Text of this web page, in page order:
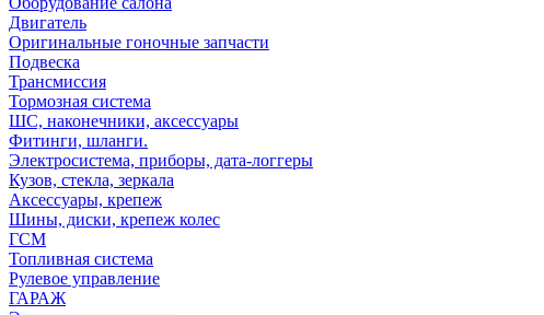
Двигатель
Оригинальные гоночные запчасти
Подвеска
Трансмиссия
Тормозная система
ШС, наконечники, аксессуары
Фитинги, шланги.
Электросистема, приборы, дата-логгеры
Кузов, стекла, зеркала
Аксессуары, крепеж
Шины, диски, крепеж колес
ГСМ
Топливная система
Рулевое управление
ГАРАЖ